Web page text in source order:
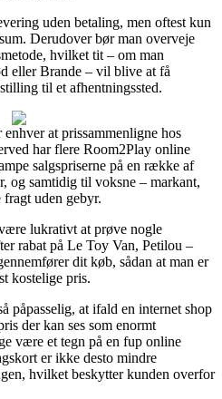
uden betaling, men oftest kun
Derudover bør man overveje
hvilket tit – om man
eller Brande – vil blive at få
til et afhentningssted.
at prissammenligne hos
har flere Room2Play online
salgspriserne på en række af
og samtidig til voksne – markant,
uden gebyr.
lukrativt at prøve nogle
rabat på Le Toy Van, Petilou –
dit køb, sådan at man er
kostelige pris.
påpasselig, at ifald en internet shop
der kan ses som enormt
være et tegn på en fup online
er ikke desto mindre
hvilket beskytter kunden overfor